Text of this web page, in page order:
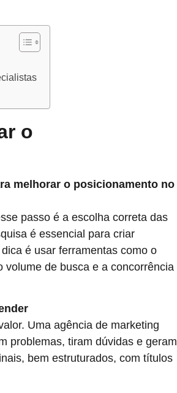
o
melhorar o posicionamento no
passo é a escolha correta das
é essencial para criar
é usar ferramentas como o
volume de busca e a concorrência
Uma agência de marketing
problemas, tiram dúvidas e geram
bem estruturados, com títulos